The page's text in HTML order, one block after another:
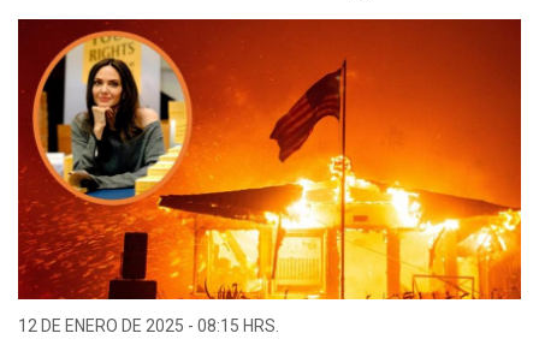
12 DE ENERO DE 2025 - 08:15 HRS.